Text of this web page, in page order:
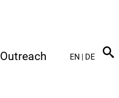
Outreach EN DE